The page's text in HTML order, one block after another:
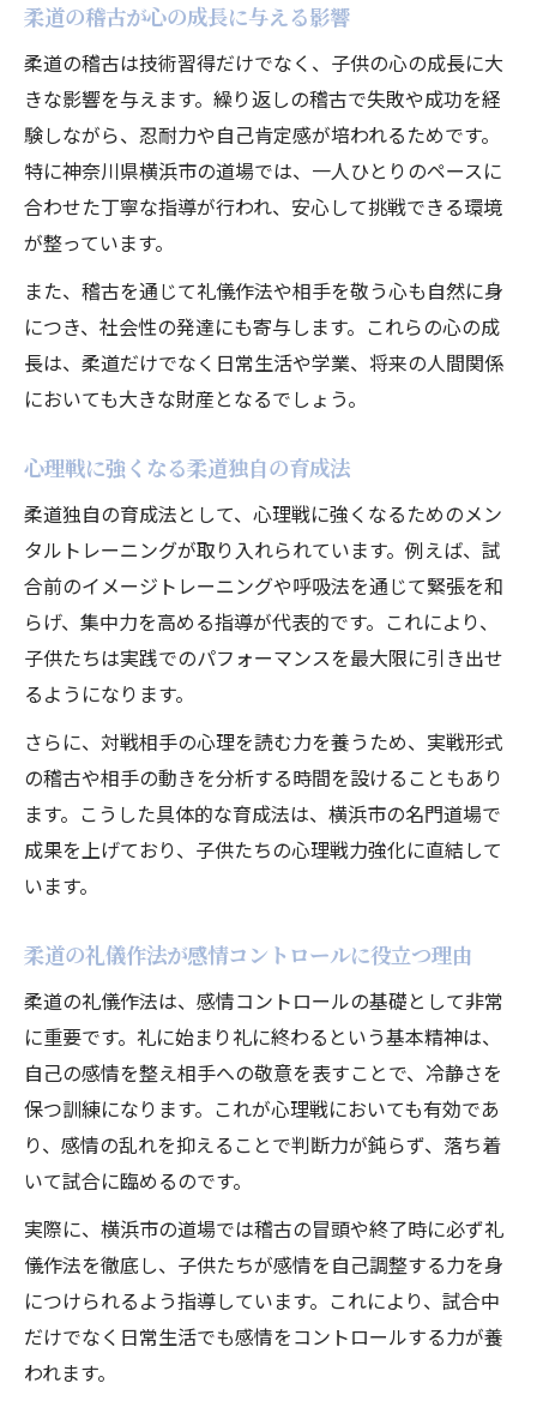
柔道指導の現場で重視される心理戦の工夫
柔道が非認知能力開発に適している背景
柔道の礼儀作法と非認知能力の関係性
柔道稽古で身につく精神力と礼儀作法
柔道稽古が精神力強化に役立つポイント
柔道の礼儀作法が心の成長を促す理由
柔道心理戦で学ぶ集中力と忍耐力
柔道稽古を通じて身につく自己管理能力
柔道が育む人を敬う心と社会性の重要性
柔道で培う強い心が子供を成長させる理由
柔道心理戦で伸びる子供の挑戦力
柔道の精神教育が将来に与える好影響
柔道経験が子供の人生観に与える変化
柔道で身につく粘り強さと自己肯定感
柔道の稽古が心の成長に与える影響
柔道の稽古は技術習得だけでなく、子供の心の成長に大
きな影響を与えます。繰り返しの稽古で失敗や成功を経
験しながら、忍耐力や自己肯定感が培われるためです。
特に神奈川県横浜市の道場では、一人ひとりのペースに
合わせた丁寧な指導が行われ、安心して挑戦できる環境
が整っています。
また、稽古を通じて礼儀作法や相手を敬う心も自然に身
につき、社会性の発達にも寄与します。これらの心の成
長は、柔道だけでなく日常生活や学業、将来の人間関係
においても大きな財産となるでしょう。
心理戦に強くなる柔道独自の育成法
柔道独自の育成法として、心理戦に強くなるためのメン
タルトレーニングが取り入れられています。例えば、試
合前のイメージトレーニングや呼吸法を通じて緊張を和
らげ、集中力を高める指導が代表的です。これにより、
子供たちは実践でのパフォーマンスを最大限に引き出せ
るようになります。
さらに、対戦相手の心理を読む力を養うため、実戦形式
の稽古や相手の動きを分析する時間を設けることもあり
ます。こうした具体的な育成法は、横浜市の名門道場で
成果を上げており、子供たちの心理戦力強化に直結して
います。
柔道の礼儀作法が感情コントロールに役立つ理由
柔道の礼儀作法は、感情コントロールの基礎として非常
に重要です。礼に始まり礼に終わるという基本精神は、
自己の感情を整え相手への敬意を表すことで、冷静さを
保つ訓練になります。これが心理戦においても有効であ
り、感情の乱れを抑えることで判断力が鈍らず、落ち着
いて試合に臨めるのです。
実際に、横浜市の道場では稽古の冒頭や終了時に必ず礼
儀作法を徹底し、子供たちが感情を自己調整する力を身
につけられるよう指導しています。これにより、試合中
だけでなく日常生活でも感情をコントロールする力が養
われます。